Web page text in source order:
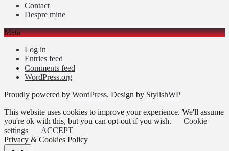
Contact
Despre mine
Meta
Log in
Entries feed
Comments feed
WordPress.org
Proudly powered by WordPress. Design by StylishWP
This website uses cookies to improve your experience. We'll assume
you're ok with this, but you can opt-out if you wish.
Cookie
settings
ACCEPT
Privacy & Cookies Policy